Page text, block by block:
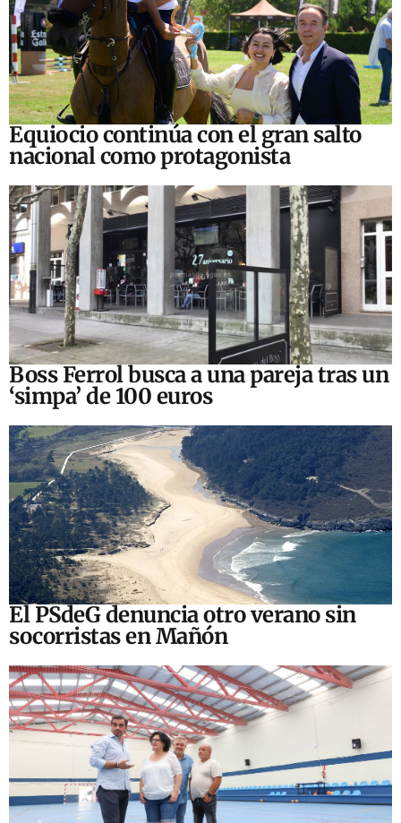
Equiocio continúa con el gran salto
nacional como protagonista
Boss Ferrol busca a una pareja tras un
‘simpa’ de 100 euros
El PSdeG denuncia otro verano sin
socorristas en Mañón